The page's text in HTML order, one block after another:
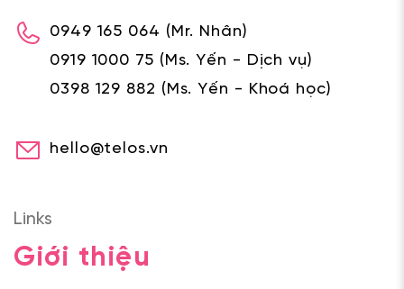
0949 165 064 (Mr. Nhân)
0919 1000 75 (Ms. Yến - Dịch vụ)
0398 129 882 (Ms. Yến - Khoá học)
hello@telos.vn
Links
Giới thiệu